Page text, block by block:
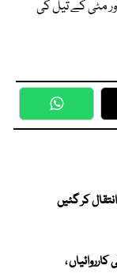
مٹی کے تیل کی
WhatsApp
کر گئیں
،